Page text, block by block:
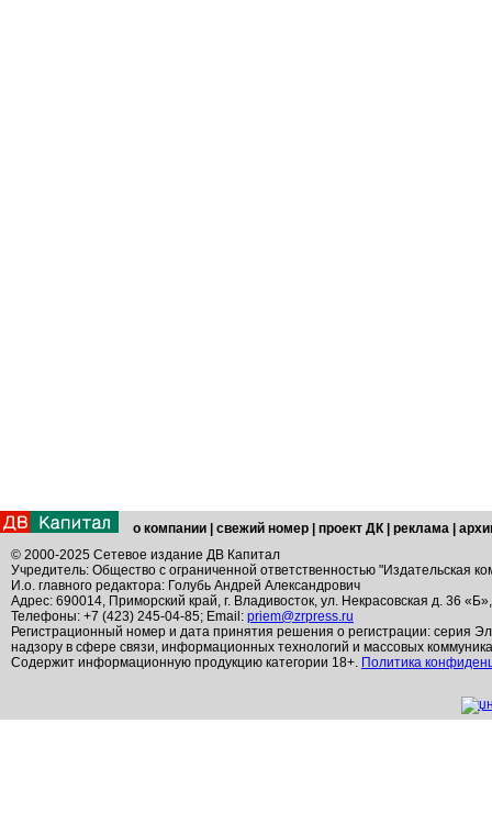
о компании свежий номер проект ДК реклама
© 2000-2025 Сетевое издание ДВ Капитал
Учредитель: Общество с ограниченной ответственностью "Издательская
И.о. главного редактора: Голубь Андрей Александрович
Адрес: 690014, Приморский край, г. Владивосток, ул. Некрасовская д. 36
Телефоны: +7 (423) 245-04-85; Email: priem@zrpress.ru
Регистрационный номер и дата принятия решения о регистрации: серия
надзору в сфере связи, информационных технологий и массовых
Содержит информационную продукцию категории 18+. Политика